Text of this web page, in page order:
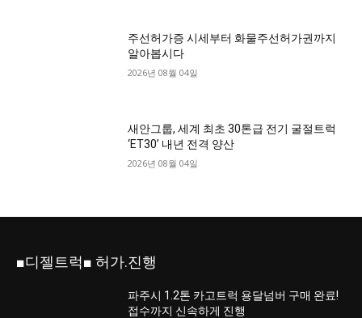
주선허가증 시세부터 화물주선허가권까지
알아봅시다
2026년 08월 04일
새안그룹, 세계 최초 30톤급 전기 굴절트럭
‘ET30’ 내년 전격 양산
2026년 08월 04일
■디젤트럭■ 허가.진행
파주시 1.2톤 카고트럭 용달넘버 구매 완료!
접수까지 신속하게 진행